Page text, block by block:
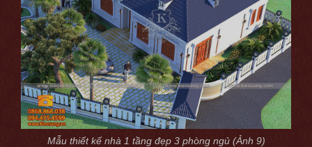
Mẫu thiết kế nhà 1 tầng đẹp 3 phòng ngủ (Ảnh 9)